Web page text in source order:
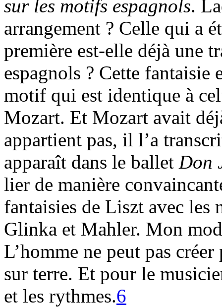
sur les motifs espagnols.
arrangement ? Celle qui a
première est-elle déjà une
espagnols ? Cette fantaisie
motif qui est identique à
Mozart. Et Mozart avait
appartient pas, il l’a
apparaît dans le ballet Don
lier de manière
fantaisies de Liszt avec
Glinka et Mahler. Mon
L’homme ne peut pas
sur terre. Et pour le
et les rythmes.6